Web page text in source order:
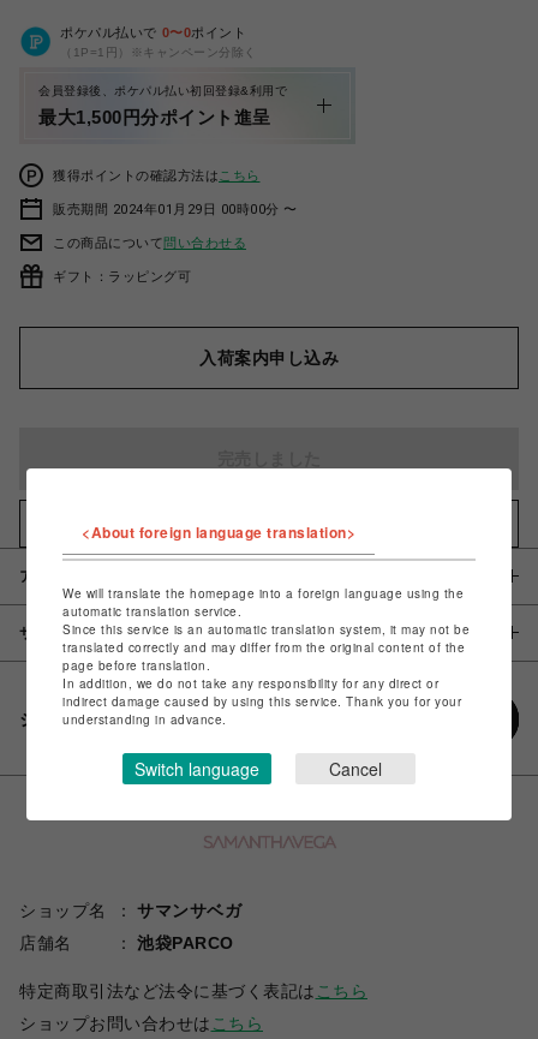
ポケパル払いで 0〜0ポイント
（1P=1円）※キャンペーン分除く
会員登録後、ポケパル払い初回登録&利用で
最大1,500円分ポイント進呈
獲得ポイントの確認方法は こちら
販売期間 2024年01月29日 00時00分 〜
この商品について問い合わせる
ギフト：ラッピング可
入荷案内申し込み
アイテム説明 / 素材
サイズ
シェアする
ショップ名
サマンサベガ
店舗名
池袋PARCO
特定商取引法など法令に基づく表記は こちら
ショップお問い合わせは こちら
<About foreign language translation>
We will translate the homepage into a foreign language using the
automatic translation service.
Since this service is an automatic translation system, it may not be
translated correctly and may differ from the original content of the
page before translation.
In addition, we do not take any responsibility for any direct or
indirect damage caused by using this service. Thank you for your
understanding in advance.
Switch language Cancel